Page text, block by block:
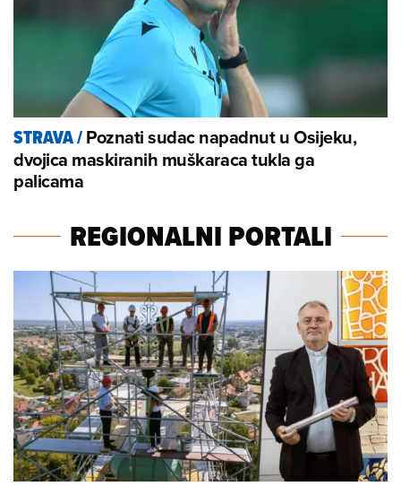
STRAVA/Poznati sudac napadnut u Osijeku,
dvojica maskiranih muškaraca tukla ga
palicama
REGIONALNI PORTALI